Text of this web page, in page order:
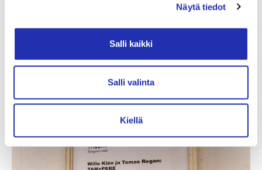
Näytä tiedot
Salli kaikki
Salli valinta
Kiellä
Anna-Leena Marjusaari